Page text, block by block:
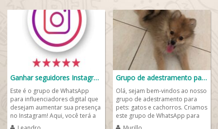
Ganhar seguidores Instagram
Este é o grupo de WhatsApp
para influenciadores digital que
desejam aumentar sua presença
no Instagram! Aqui, você terá a
oportunidade de conhecer
Grupo de adestramento para pets🐾
Olá, sejam bem-vindos ao nosso
grupo de adestramento para
pets: gatos e cachorros. Criamos
este grupo de WhatsApp para
quem deseja aprender como